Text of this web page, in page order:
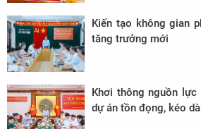
Kiến tạo không gian
tăng trưởng mới
Khơi thông nguồn
dự án tồn đọng, kéo